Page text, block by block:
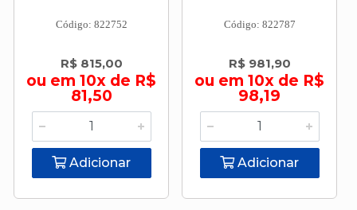
Código: 822752
R$ 815,00
ou em 10x de R$
81,50
Adicionar
Código: 822787
R$ 981,90
ou em 10x de R$
98,19
Adicionar